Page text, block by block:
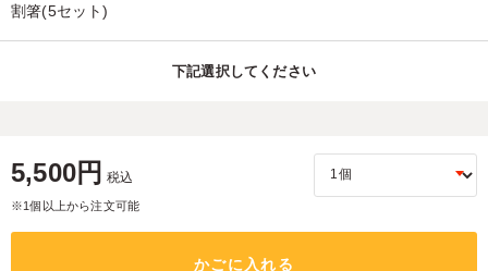
割箸(5セット)
下記選択してください
5,500円 税込
※1個以上から注文可能
かごに入れる